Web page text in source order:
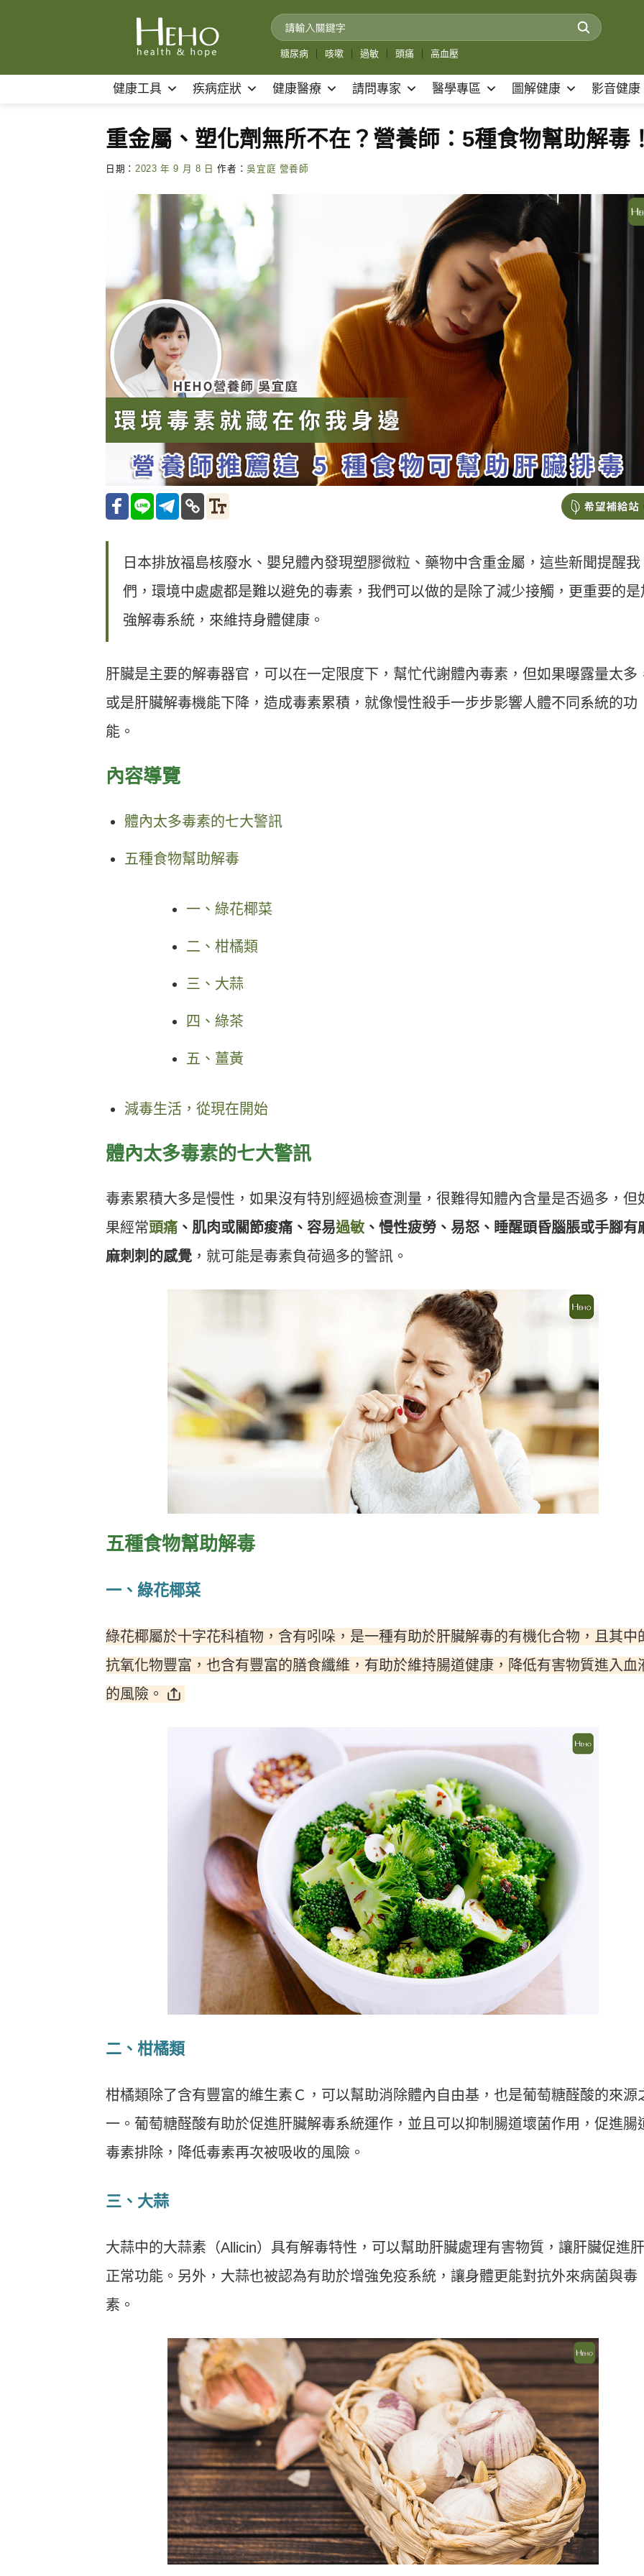
糖尿病 咳嗽 過敏 頭痛 高血壓
健康工具 疾病症狀 健康醫療 請問專家 醫學專區 圖解健康 影音健康
重金屬、塑化劑無所不在？營養師：5種食物幫助解毒
日期： 2023 年 9 月 8 日 作者：吳宜庭 營養師
日本排放福島核廢水、嬰兒體內發現塑膠微粒、藥物中含重金屬，這些新聞提醒我
們，環境中處處都是難以避免的毒素，我們可以做的是除了減少接觸，更重要的是
強解毒系統，來維持身體健康。
肝臟是主要的解毒器官，可以在一定限度下，幫忙代謝體內毒素，但如果曝露量太多
或是肝臟解毒機能下降，造成毒素累積，就像慢性殺手一步步影響人體不同系統的功
能。
內容導覽
體內太多毒素的七大警訊
五種食物幫助解毒
一、綠花椰菜
二、柑橘類
三、大蒜
四、綠茶
五、薑黃
減毒生活，從現在開始
體內太多毒素的七大警訊
毒素累積大多是慢性，如果沒有特別經過檢查測量，很難得知體內含量是否過多，但
果經常頭痛 、肌肉或關節痠痛、容易過敏 、慢性疲勞、易怒、睡醒頭昏腦脹或手腳有
麻刺刺的感覺 ，就可能是毒素負荷過多的警訊。
五種食物幫助解毒
一、綠花椰菜
綠花椰屬於十字花科植物，含有吲哚，是一種有助於肝臟解毒的有機化合物，且其中
抗氧化物豐富，也含有豐富的膳食纖維，有助於維持腸道健康，降低有害物質進入血
的風險。
二、柑橘類
柑橘類除了含有豐富的維生素Ｃ，可以幫助消除體內自由基，也是葡萄糖醛酸的來源
一。葡萄糖醛酸有助於促進肝臟解毒系統運作，並且可以抑制腸道壞菌作用，促進腸
毒素排除，降低毒素再次被吸收的風險。
三、大蒜
大蒜中的大蒜素（Allicin）具有解毒特性，可以幫助肝臟處理有害物質，讓肝臟促進
正常功能。另外，大蒜也被認為有助於增強免疫系統，讓身體更能對抗外來病菌與毒
素。